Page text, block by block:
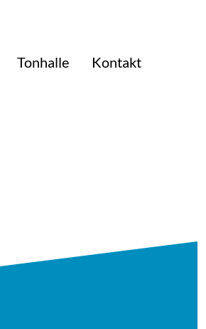
Tonhalle
Kontakt